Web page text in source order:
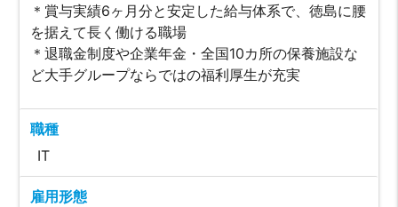
＊賞与実績6ヶ月分と安定した給与体系で、徳島に腰
を据えて長く働ける職場
＊退職金制度や企業年金・全国10カ所の保養施設な
ど大手グループならではの福利厚生が充実
職種
IT
雇用形態